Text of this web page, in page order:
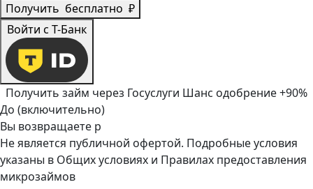
Получить бесплатно ₽
Войти с Т-Банк
Получить займ через Госуслуги Шанс одобрение +90%
До (включительно)
Вы возвращаете р
Не является публичной офертой. Подробные условия
указаны в Общих условиях и Правилах предоставления
микрозаймов